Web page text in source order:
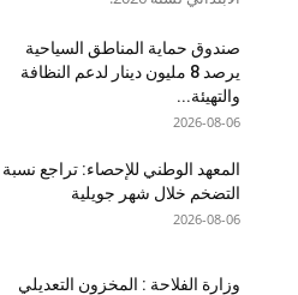
صندوق حماية المناطق السياحية
يرصد 8 مليون دينار لدعم النظافة
والتهيئة...
2026-08-06
المعهد الوطني للإحصاء: تراجع نسبة
التضخم خلال شهر جويلية
2026-08-06
وزارة الفلاحة : المخزون التعديلي